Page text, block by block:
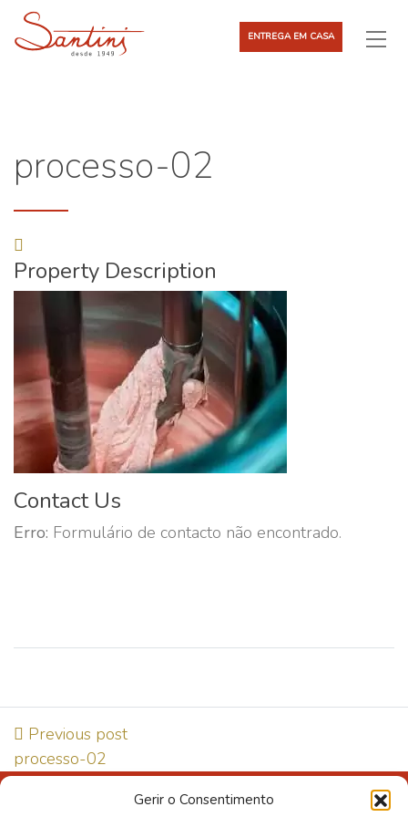
Gerir o Consentimento
ENTREGA EM CASA
processo-02
Property Description
Contact Us
Erro: Formulário de contacto não encontrado.
Previous post
processo-02